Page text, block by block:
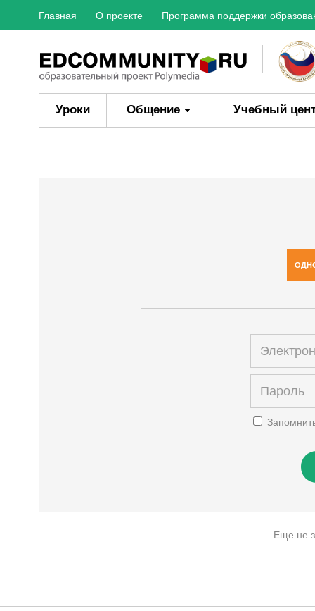
Главная О проекте Программа поддержки
Уроки Общение Учебный
Еще не